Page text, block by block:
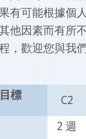
有可能根據個
他因素而有所
，歡迎您與我們
標 C2
2 週